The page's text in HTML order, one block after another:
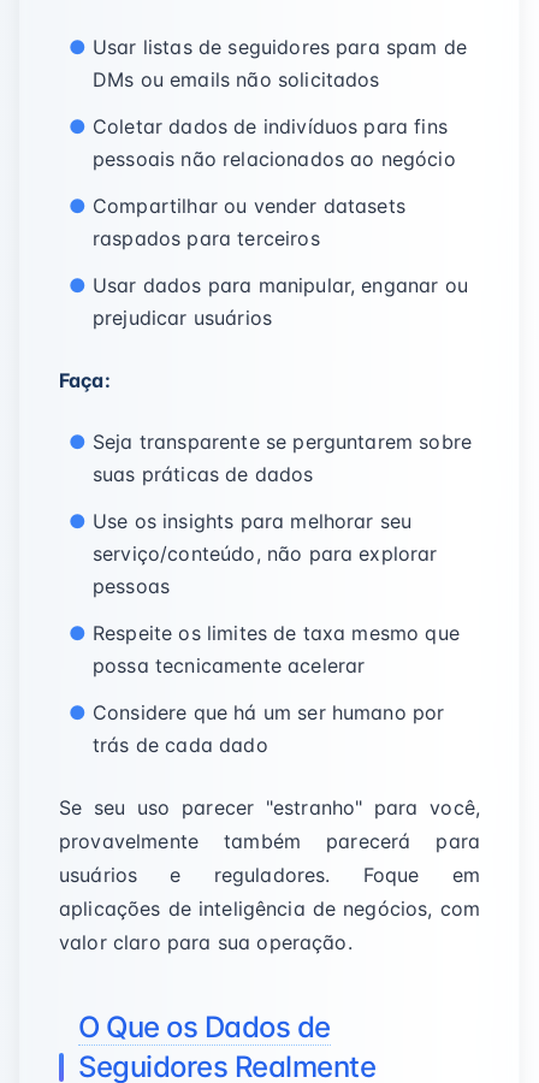
Usar listas de seguidores para spam de
DMs ou emails não solicitados
Coletar dados de indivíduos para fins
pessoais não relacionados ao negócio
Compartilhar ou vender datasets
raspados para terceiros
Usar dados para manipular, enganar ou
prejudicar usuários
Faça:
Seja transparente se perguntarem sobre
suas práticas de dados
Use os insights para melhorar seu
serviço/conteúdo, não para explorar
pessoas
Respeite os limites de taxa mesmo que
possa tecnicamente acelerar
Considere que há um ser humano por
trás de cada dado
Se seu uso parecer "estranho" para você,
provavelmente também parecerá para
usuários e reguladores. Foque em
aplicações de inteligência de negócios, com
valor claro para sua operação.
O Que os Dados de
Seguidores Realmente